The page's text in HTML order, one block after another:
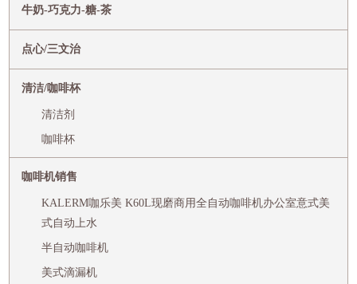
牛奶-巧克力-糖-茶
点心/三文治
清洁/咖啡杯
清洁剂
咖啡杯
咖啡机销售
KALERM咖乐美 K60L现磨商用全自动咖啡机办公室意式美
式自动上水
半自动咖啡机
美式滴漏机